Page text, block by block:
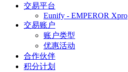
交易平台
Eunify - EMPEROR Xpro
交易账户
账户类型
优惠活动
合作伙伴
积分计划